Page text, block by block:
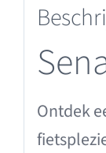
Ontdek